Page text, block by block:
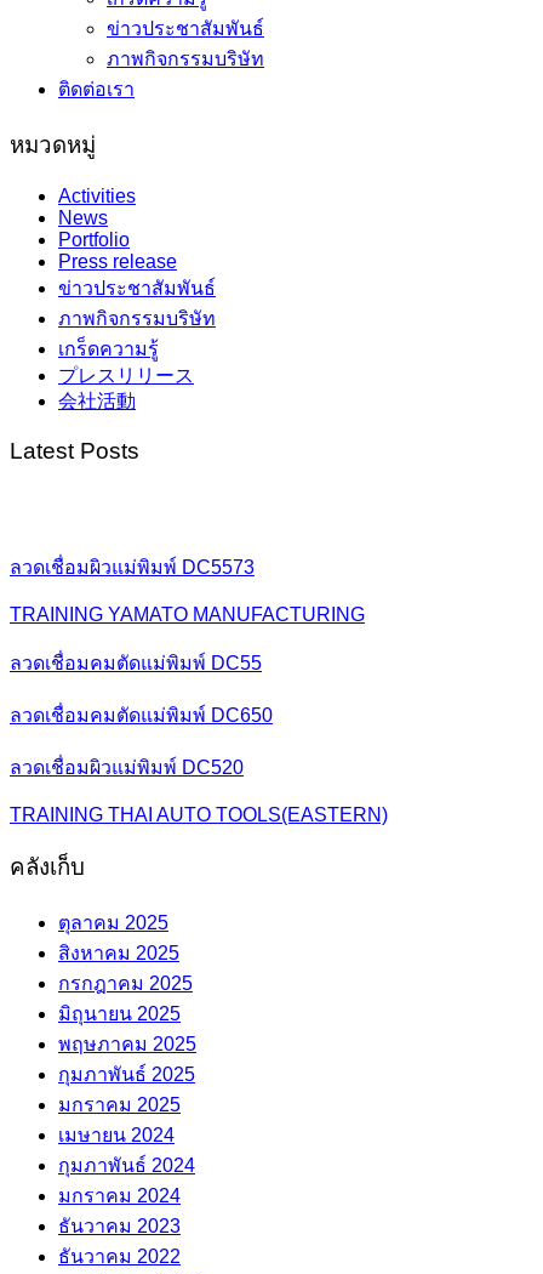
ข่าวประชาสัมพันธ์
ภาพกิจกรรมบริษัท
ติดต่อเรา
หมวดหมู่
Activities
News
Portfolio
Press release
ข่าวประชาสัมพันธ์
ภาพกิจกรรมบริษัท
เกร็ดความรู้
プレスリリース
会社活動
Latest Posts
ลวดเชื่อมผิวแม่พิมพ์ DC5573
TRAINING YAMATO MANUFACTURING
ลวดเชื่อมคมตัดแม่พิมพ์ DC55
ลวดเชื่อมคมตัดแม่พิมพ์ DC650
ลวดเชื่อมผิวแม่พิมพ์ DC520
TRAINING THAI AUTO TOOLS(EASTERN)
คลังเก็บ
ตุลาคม 2025
สิงหาคม 2025
กรกฎาคม 2025
มิถุนายน 2025
พฤษภาคม 2025
กุมภาพันธ์ 2025
มกราคม 2025
เมษายน 2024
กุมภาพันธ์ 2024
มกราคม 2024
ธันวาคม 2023
ธันวาคม 2022